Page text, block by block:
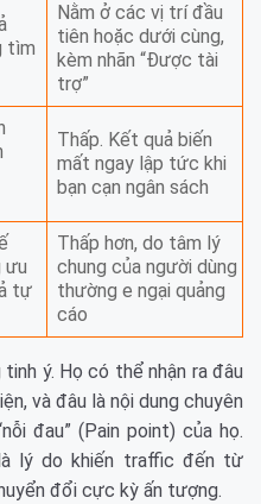
tìm
Nằm ở các vị trí đầu
tiên hoặc dưới cùng,
kèm nhãn “Được tài
trợ”
Thấp. Kết quả biến
mất ngay lập tức khi
bạn cạn ngân sách
ưu
tự
Thấp hơn, do tâm lý
chung của người dùng
thường e ngại quảng
cáo
ý. Họ có thể nhận ra đâu
và đâu là nội dung chuyên
đau” (Pain point) của họ.
lý do khiến traffic đến từ
đổi cực kỳ ấn tượng.